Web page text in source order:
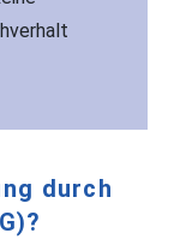
durch